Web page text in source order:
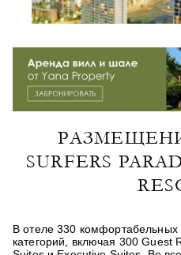
SURFERS
В отеле 330
категорий, включая 300 Guest